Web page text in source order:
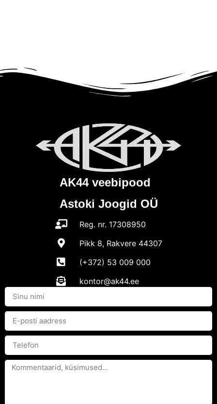
AK44 veebipood
Astoki Joogid OÜ
Reg. nr. 17308950
Pikk 8, Rakvere 44307
(+372) 53 009 000
kontor@ak44.ee